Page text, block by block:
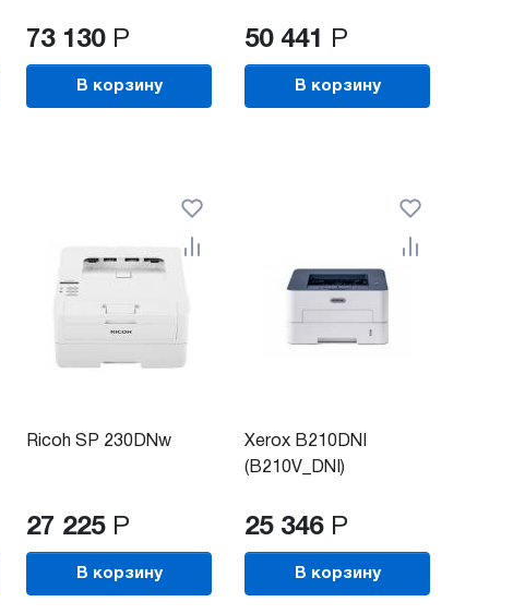
73 130 Р
В корзину
50 441 Р
В корзину
Ricoh SP 230DNw
27 225 Р
В корзину
Xerox B210DNI
(B210V_DNI)
25 346 Р
В корзину